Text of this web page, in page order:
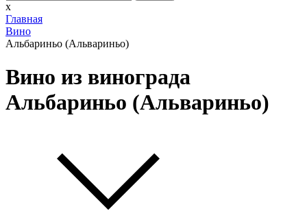
x
Главная
Вино
Альбариньо (Альвариньо)
Вино из винограда
Альбариньо (Альвариньо)